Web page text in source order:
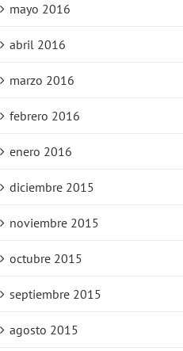
mayo 2016
abril 2016
marzo 2016
febrero 2016
enero 2016
diciembre 2015
noviembre 2015
octubre 2015
septiembre 2015
agosto 2015